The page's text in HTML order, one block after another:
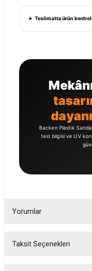
Teslimatta ürün
Backen Plastik
test bilgisi ve UV
Yorumlar
Bu
Taksit Seçenekleri